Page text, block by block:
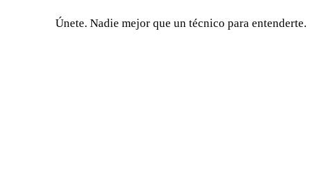
Únete. Nadie mejor que un técnico para entenderte.